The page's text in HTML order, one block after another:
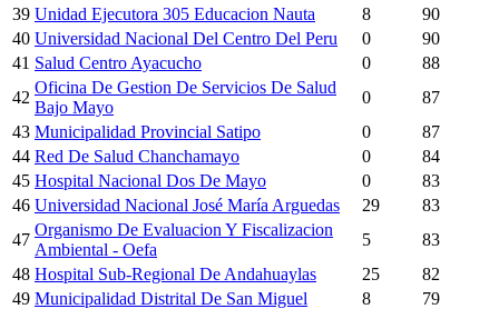
39 Unidad Ejecutora 305 Educacion Nauta 8
90
40 Universidad Nacional Del Centro Del Peru 0
90
41 Salud Centro Ayacucho 0
88
42
Oficina De Gestion De Servicios De Salud
Bajo Mayo
0
87
43 Municipalidad Provincial Satipo 0
87
44 Red De Salud Chanchamayo 0
84
45 Hospital Nacional Dos De Mayo 0
83
46 Universidad Nacional José María Arguedas 29
83
47
Organismo De Evaluacion Y Fiscalizacion
Ambiental - Oefa
5
83
48 Hospital Sub-Regional De Andahuaylas 25
82
49 Municipalidad Distrital De San Miguel 8
79